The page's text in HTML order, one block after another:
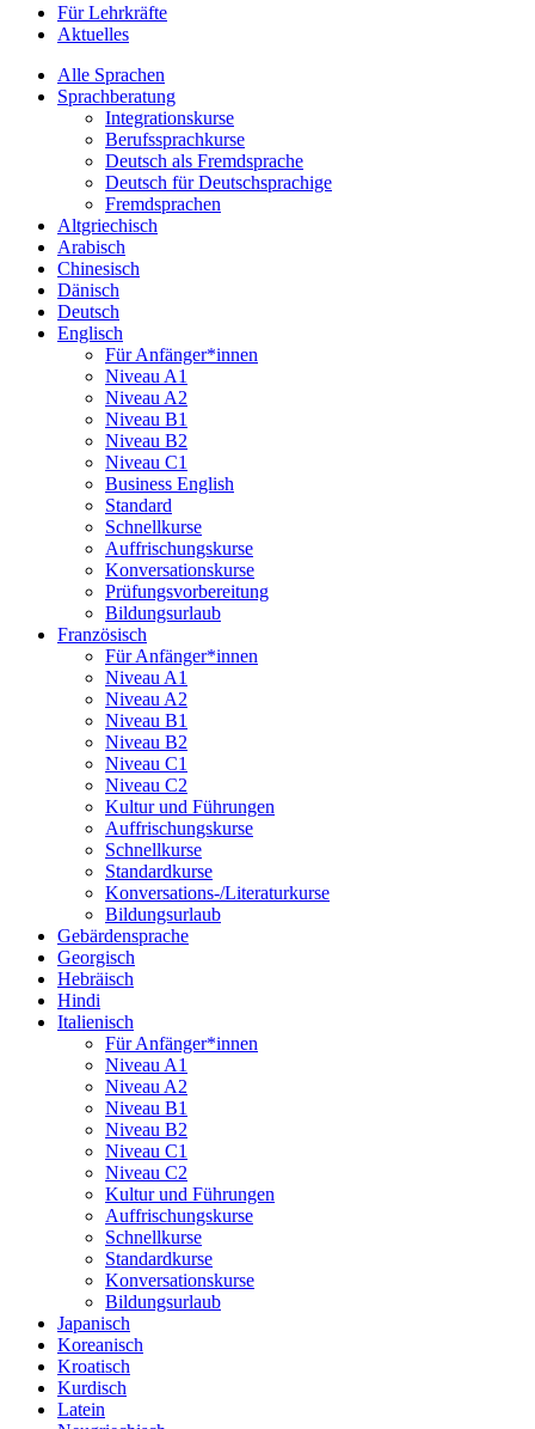
Für Lehrkräfte
Aktuelles
Alle Sprachen
Sprachberatung
Integrationskurse
Berufssprachkurse
Deutsch als Fremdsprache
Deutsch für Deutschsprachige
Fremdsprachen
Altgriechisch
Arabisch
Chinesisch
Dänisch
Deutsch
Englisch
Für Anfänger*innen
Niveau A1
Niveau A2
Niveau B1
Niveau B2
Niveau C1
Business English
Standard
Schnellkurse
Auffrischungskurse
Konversationskurse
Prüfungsvorbereitung
Bildungsurlaub
Französisch
Für Anfänger*innen
Niveau A1
Niveau A2
Niveau B1
Niveau B2
Niveau C1
Niveau C2
Kultur und Führungen
Auffrischungskurse
Schnellkurse
Standardkurse
Konversations-/Literaturkurse
Bildungsurlaub
Gebärdensprache
Georgisch
Hebräisch
Hindi
Italienisch
Für Anfänger*innen
Niveau A1
Niveau A2
Niveau B1
Niveau B2
Niveau C1
Niveau C2
Kultur und Führungen
Auffrischungskurse
Schnellkurse
Standardkurse
Konversationskurse
Bildungsurlaub
Japanisch
Koreanisch
Kroatisch
Kurdisch
Latein